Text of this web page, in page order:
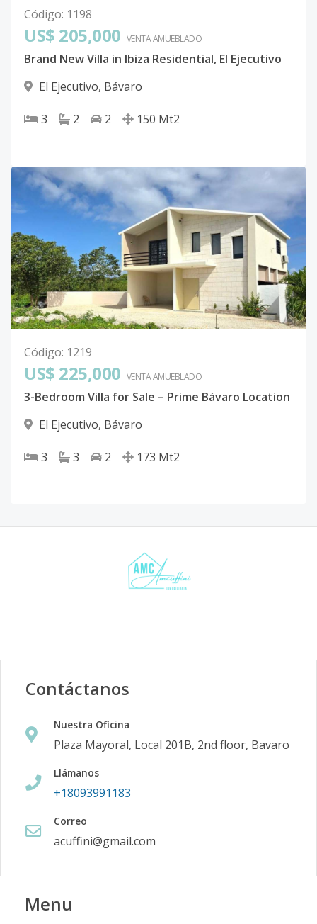
Código: 1198
US$ 205,000 VENTA AMUEBLADO
Brand New Villa in Ibiza Residential, El Ejecutivo
El Ejecutivo, Bávaro
3 2 2 150 Mt2
Código: 1219
US$ 225,000 VENTA AMUEBLADO
3-Bedroom Villa for Sale – Prime Bávaro Location
El Ejecutivo, Bávaro
3 3 2 173 Mt2
Contáctanos
Nuestra Oficina
Plaza Mayoral, Local 201B, 2nd floor, Bavaro
Llámanos
+18093991183
Correo
acuffini@gmail.com
Menu